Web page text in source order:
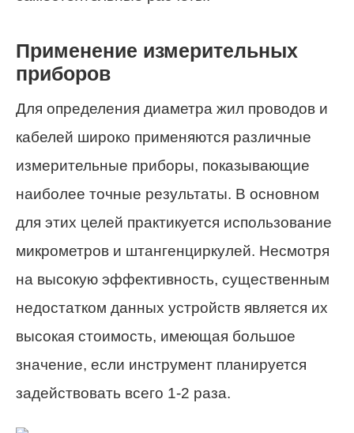
Применение измерительных
приборов
Для определения диаметра жил проводов и
кабелей широко применяются различные
измерительные приборы, показывающие
наиболее точные результаты. В основном
для этих целей практикуется использование
микрометров и штангенциркулей. Несмотря
на высокую эффективность, существенным
недостатком данных устройств является их
высокая стоимость, имеющая большое
значение, если инструмент планируется
задействовать всего 1-2 раза.